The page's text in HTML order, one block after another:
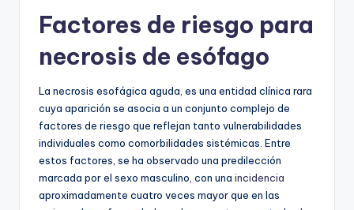
Factores de riesgo para
necrosis de esófago
La necrosis esofágica aguda, es una entidad clínica rara
cuya aparición se asocia a un conjunto complejo de
factores de riesgo que reflejan tanto vulnerabilidades
individuales como comorbilidades sistémicas. Entre
estos factores, se ha observado una predilección
marcada por el sexo masculino, con una incidencia
aproximadamente cuatro veces mayor que en las